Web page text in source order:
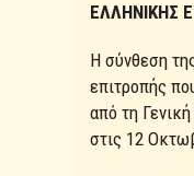
ΕΛΛΗΝΙΚΗΣ
Η σύνθεση
επιτροπής
από τη
στις 12